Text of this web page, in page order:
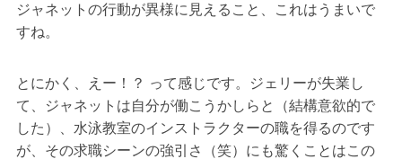
ジャネットの行動が異様に見えること、これはうまいで
すね。
とにかく、えー！？ って感じです。ジェリーが失業し
て、ジャネットは自分が働こうかしらと（結構意欲的で
した）、水泳教室のインストラクターの職を得るのです
が、その求職シーンの強引さ（笑）にも驚くことはこの